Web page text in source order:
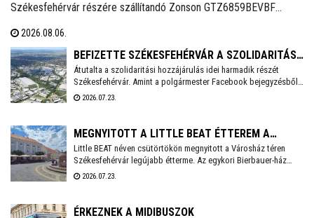
Székesfehérvár részére szállítandó Zonson GTZ6859BEVBF
hosszú járműveket nettó 126,23 millió forintos darabonkénti
vételáron szerzi be Székesfehérvár.
2026.08.06.
BEFIZETTE SZÉKESFEHÉRVÁR A SZOLIDARITÁSI
HOZZÁJÁRULÁS AKTUÁLIS RÉSZLETÉT
Átutalta a szolidaritási hozzájárulás idei harmadik részét
Székesfehérvár. Amint a polgármester Facebook bejegyzésből
kiderül, idén még 3,6 milliárd forintot kell befizetnie a városnak.
2026.07.23.
MEGNYITOTT A LITTLE BEAT ÉTTEREM A
VÁROSHÁZ TÉREN
Little BEAT néven csütörtökön megnyitott a Városház téren
Székesfehérvár legújabb étterme. Az egykori Bierbauer-ház
helyén 2010 óta a Pátria étterem működött egészen tavaly év
Kft. nyerte, mely többek között a Beat éttermet is évek óta nagy
2026.07.23.
ÉRKEZNEK A MIDIBUSZOK